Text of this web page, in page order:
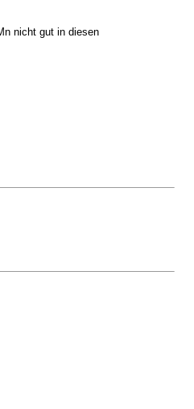
nicht gut in diesen